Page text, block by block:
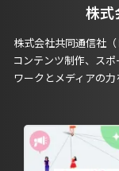
株式
株式会社共同通信社
コンテンツ制作、ス
ワークとメディアの